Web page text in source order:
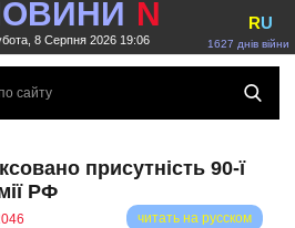
N
8 Серпня 2026 19:06 1627 днів війни
RU
присутність 90-ї
РФ
читать на русском